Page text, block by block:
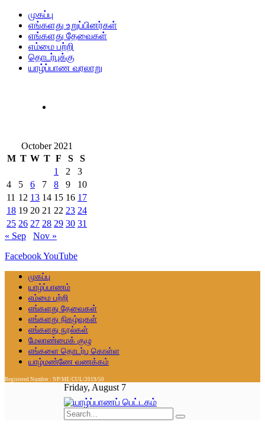
முகப்பு
எங்களது உறுப்பினர்கள்
எங்களது தேவைகள்
எம்மை பற்றி
தொடர்புக்கு
யாழ்ப்பாண வரலாறு
October 2021
M T W T F S
S
1
2
3
4
5 6 7 8 9
10
11 12 13 14 15 16 17
18 19 20 21 22 23 24
25 26 27 28 29 30 31
« Sep
Nov »
FacebookYouTube
முகப்பு
யாழ்ப்பாணம்
எம்மை பற்றி
எங்களது தேவைகள்
எங்களது நிகழ்வுகள்
எங்களது நூல்கள்
மேலாண்மைக் குழு
எங்களை தொடர்பு கொள்ள
யாழ்மண்ணே வணக்கம்
Registered Number : NP/ME/CUL/2019/50
Friday, August 7